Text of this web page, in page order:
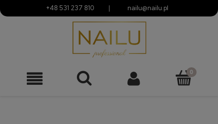
+48 531 237 810 | nailu@nailu.pl